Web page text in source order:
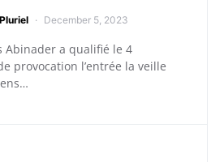
December 5, 2023
Abinader a qualifié le 4
provocation l’entrée la veille